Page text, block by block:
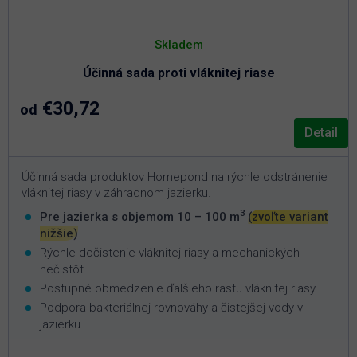
Účinná sada proti vláknitej riase
Skladem
od €30,72
Detail
Účinná sada produktov Homepond na rýchle odstránenie
vláknitej riasy v záhradnom jazierku.
Pre jazierka s objemom 10 – 100 m3 (zvoľte variant
nižšie)
Rýchle dočistenie vláknitej riasy a mechanických
nečistôt
Postupné obmedzenie ďalšieho rastu vláknitej riasy
Podpora bakteriálnej rovnováhy a čistejšej vody v
jazierku